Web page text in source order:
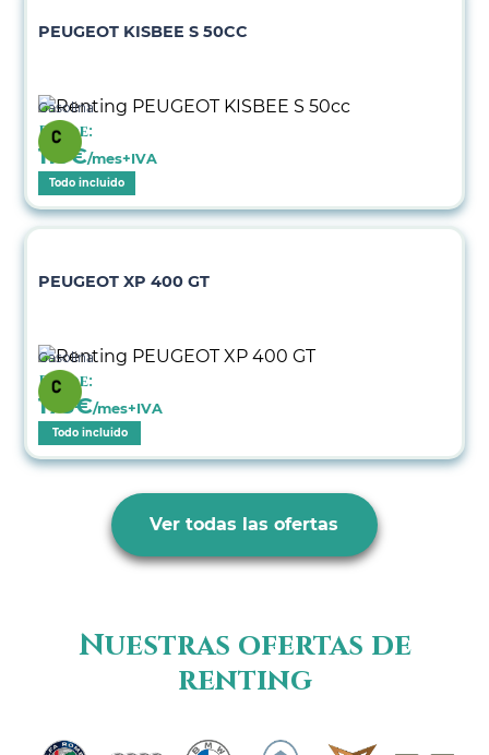
PEUGEOT KISBEE S 50CC
Gasolina
Desde:
115€/mes+IVA
Todo incluido
PEUGEOT XP 400 GT
Gasolina
Desde:
173€/mes+IVA
Todo incluido
Ver todas las ofertas
Nuestras ofertas de
renting